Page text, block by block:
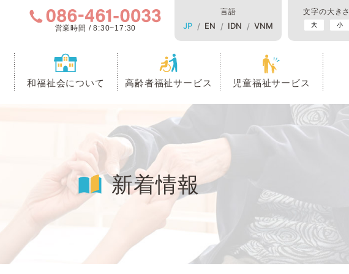
営業時間 / 8:30~17:30
言語
JP EN IDN VNM
文字の大きさ
大 小
和福祉会について 高齢者福祉サービス 児童福祉サービス
新着情報